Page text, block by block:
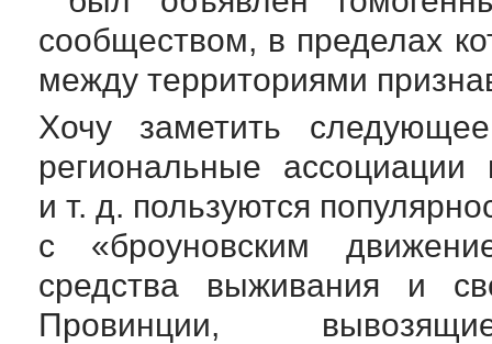
сообществом, в пределах
между территориями
Хочу заметить
региональные
и т. д. пользуются
с «броуновским
средства выживания и
Провинции,